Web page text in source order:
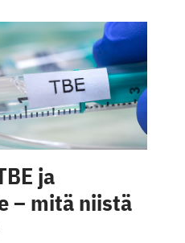
ja
– mitä niistä